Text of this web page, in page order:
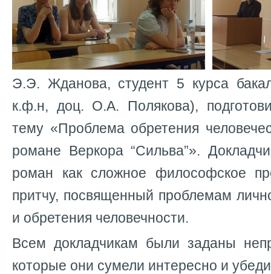
Э.Э. Жданова, студент 5 курса
к.ф.н, доц. О.А. Полякова),
тему «Проблема обретения
романе Веркора “Сильва”».
роман как сложное философское
притчу, посвященный проблемам
и обретения человечности.
Всем докладчикам были заданы
которые они сумели интересно и